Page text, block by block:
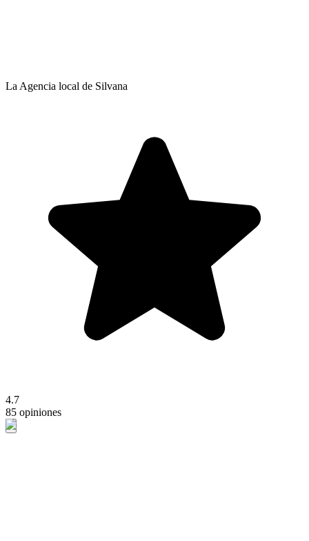
La Agencia local de Silvana
4.7
85 opiniones